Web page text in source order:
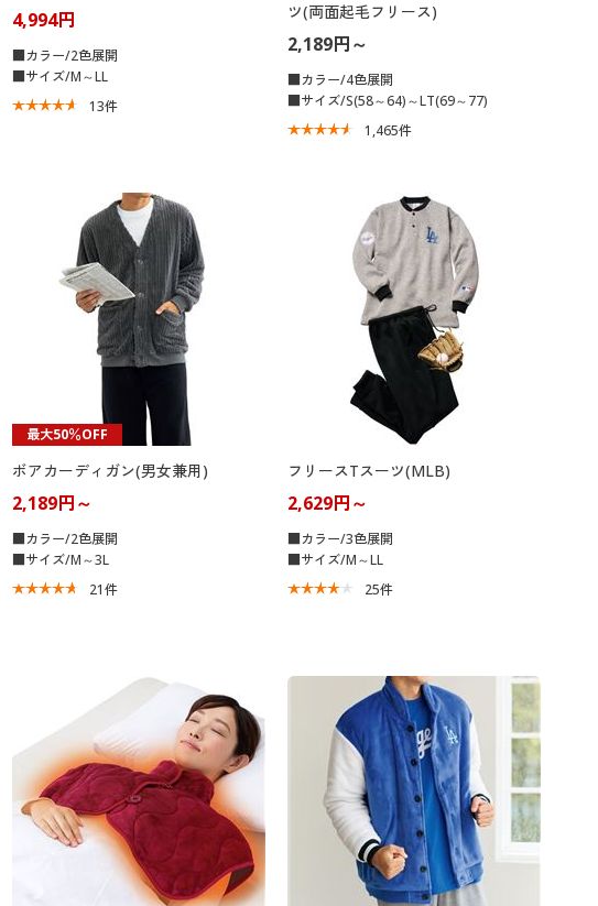
4,994円
■カラー/2色展開
■サイズ/M～LL
13件
ツ(両面起毛フリース)
2,189円～
■カラー/4色展開
■サイズ/S(58～64)～LT(69～77)
1,465件
最大50％OFF
ボアカーディガン(男女兼用)
2,189円～
■カラー/2色展開
■サイズ/M～3L
21件
フリースTスーツ(MLB)
2,629円～
■カラー/3色展開
■サイズ/M～LL
25件